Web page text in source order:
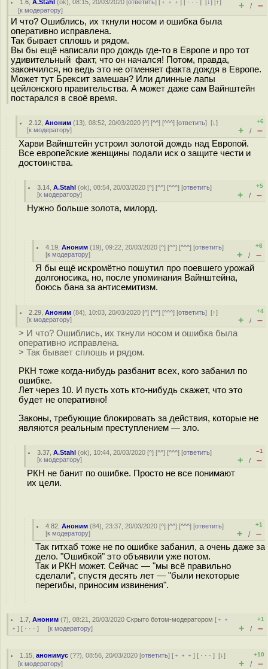
1.6 ,A.Stahl (ok), 08:15, 20/03/2020 [ответить ﹢﹢﹢ · · · ↓ ↑
[к модератору] + / –
И что? Ошиблись, их ткнули носом и ошибка была
оперативно исправлена.
Так бывает сплошь и рядом.
Вы бы ещё написали про дождь где-то в Европе и про тот
удивительный факт, что он начался! Потом, правда,
закончился, но ведь это не отменяет факта дождя в Европе.
Может тут Брексит замешан? Или длинные лапы
цейлонского правительства. А может даже сам Вайнштейн
постарался в своё время.
2.12 ,Аноним (13), 08:52, 20/03/2020 [^] [^^] [^^^] [ответить][↓]
[к модератору]
+6
+ / –
Харви Вайнштейн устроил золотой дождь над Европой.
Все европейские женщины подали иск о защите чести и
достоинства.
3.14 ,A.Stahl (ok), 08:54, 20/03/2020 [^] [^^] [^^^] [ответить]
[к модератору]
+5
+ / –
Нужно больше золота, милорд.
4.19 ,Аноним (19), 09:22, 20/03/2020 [^] [^^] [^^^] [ответить]
[к модератору]
+6
+ / –
Я бы ещё искромётно пошутил про поевшего урожай
долгоносика, но, после упоминания Вайнштейна,
боюсь бана за антисемитизм.
2.29 ,Аноним (84), 10:03, 20/03/2020 [^] [^^] [^^^] [ответить][↑]
[к модератору]
+4
+ / –
> И что? Ошиблись, их ткнули носом и ошибка была
оперативно исправлена.
> Так бывает сплошь и рядом.
РКН тоже когда-нибудь разбанит всех, кого забанил по
ошибке.
Лет через 10. И пусть хоть кто-нибудь скажет, что это
будет не оперативно!
Законы, требующие блокировать за действия, которые не
являются реальным преступлением — зло.
3.37 ,A.Stahl (ok), 10:44, 20/03/2020 [^] [^^] [^^^] [ответить]
[к модератору]
–1
+ / –
РКН не банит по ошибке. Просто не все понимают
их цели.
4.82 ,Аноним (84), 23:37, 20/03/2020 [^] [^^] [^^^] [ответить]
[к модератору]
+1
+ / –
Так гитхаб тоже не по ошибке забанил, а очень даже за
дело. "Ошибкой" это объявили уже потом.
Так и РКН может. Сейчас — "мы всё правильно
сделали", спустя десять лет — "были некоторые
перегибы, приносим извинения".
1.7 ,Аноним (7), 08:21, 20/03/2020Скрыто ботом-модератором [ ﹢﹢
﹢ ] [ · · · ] [к модератору]
+1
+ / –
1.15 ,анонимус (??), 08:56, 20/03/2020 [ответить] [ ﹢﹢﹢] [ · · ·][↓]
[к модератору]
+10
+ / –